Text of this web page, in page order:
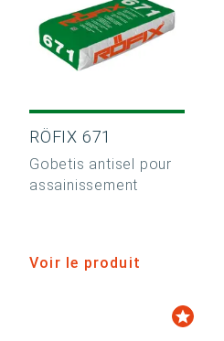
RÖFIX 671
Gobetis antisel pour
assainissement
Voir le produit